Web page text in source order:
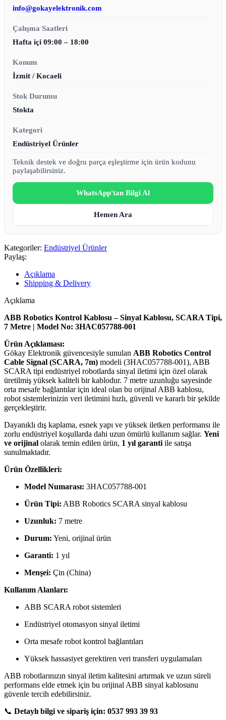
info@gokayelektronik.com
Çalışma Saatleri
Hafta içi 09:00 – 18:00
Konum
İzmit / Kocaeli
Stok Durumu
Stokta
Kategori
Endüstriyel Ürünler
Teknik destek ve doğru parça eşleştirme için ürün kodunu
paylaşabilirsiniz.
WhatsApp'tan Bilgi Al
Hemen Ara
Kategoriler: Endüstriyel Ürünler
Paylaş:
Açıklama
Shipping & Delivery
Açıklama
ABB Robotics Kontrol Kablosu – Sinyal Kablosu, SCARA Tipi,
7 Metre | Model No: 3HAC057788-001
Ürün Açıklaması:
Gökay Elektronik güvencesiyle sunulan ABB Robotics Control
Cable Signal (SCARA, 7m) modeli (3HAC057788-001), ABB
SCARA tipi endüstriyel robotlarda sinyal iletimi için özel olarak
üretilmiş yüksek kaliteli bir kablodur. 7 metre uzunluğu sayesinde
orta mesafe bağlantılar için ideal olan bu orijinal ABB kablosu,
robot sistemlerinizin veri iletimini hızlı, güvenli ve kararlı bir şekilde
gerçekleştirir.
Dayanıklı dış kaplama, esnek yapı ve yüksek iletken performansı ile
zorlu endüstriyel koşullarda dahi uzun ömürlü kullanım sağlar. Yeni
ve orijinal olarak temin edilen ürün, 1 yıl garanti ile satışa
sunulmaktadır.
Ürün Özellikleri:
Model Numarası: 3HAC057788-001
Ürün Tipi: ABB Robotics SCARA sinyal kablosu
Uzunluk: 7 metre
Durum: Yeni, orijinal ürün
Garanti: 1 yıl
Menşei: Çin (China)
Kullanım Alanları:
ABB SCARA robot sistemleri
Endüstriyel otomasyon sinyal iletimi
Orta mesafe robot kontrol bağlantıları
Yüksek hassasiyet gerektiren veri transferi uygulamaları
ABB robotlarınızın sinyal iletim kalitesini artırmak ve uzun süreli
performans elde etmek için bu orijinal ABB sinyal kablosunu
güvenle tercih edebilirsiniz.
📞 Detaylı bilgi ve sipariş için: 0537 993 39 93